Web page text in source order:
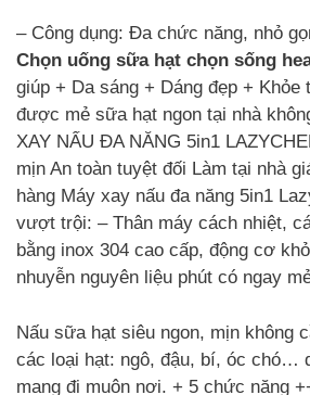
– Công dụng: Đa chức năng, nhỏ
Chọn uống sữa hạt chọn sống
giúp + Da sáng + Dáng đẹp +
được mẻ sữa hạt ngon tại nhà
XAY NẤU ĐA NĂNG 5in1
mịn An toàn tuyệt đối Làm tại nhà
hàng Máy xay nấu đa năng 5in1
vượt trội: – Thân máy cách nhiệt,
bằng inox 304 cao cấp, động cơ
nhuyễn nguyên liệu phút có ngay
Nấu sữa hạt siêu ngon, mịn không
các loại hạt: ngô, đậu, bí, óc chó…
mang đi muôn nơi. + 5 chức năng